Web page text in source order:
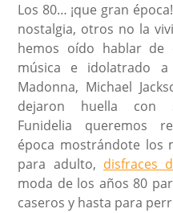
Los 80… ¡que gran
nostalgia, otros no la
hemos oído hablar de
música e idolatrado a
Madonna, Michael
dejaron huella con
Funidelia queremos
época mostrándote los
para adulto, disfraces
moda de los años 80
caseros y hasta para